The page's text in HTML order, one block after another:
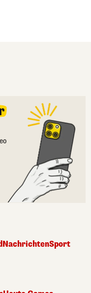
NachrichtenSport